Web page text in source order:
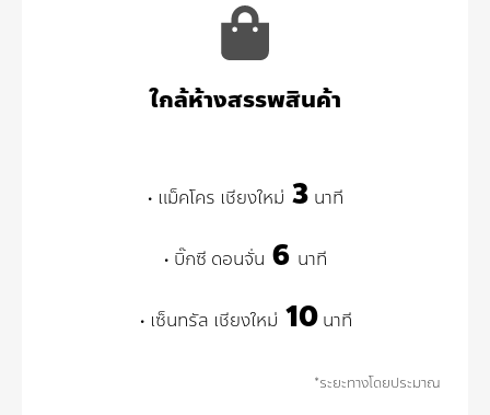
ใกล้ห้างสรรพสินค้า
• แม็คโคร เชียงใหม่ 3 นาที
• บิ๊กซี ดอนจั่น 6 นาที
• เซ็นทรัล เชียงใหม่ 10นาที
*ระยะทางโดยประมาณ